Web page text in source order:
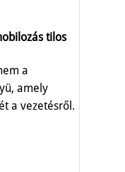
tilos
a
amely
a vezetésről.